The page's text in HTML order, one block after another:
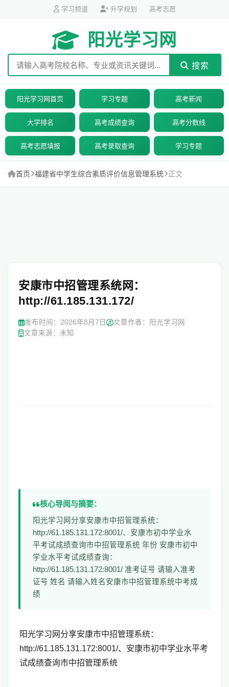
学习频道 升学规划 高考志愿
阳光学习网
搜索
阳光学习网首页 学习专题 高考新闻
大学排名 高考成绩查询 高考分数线
高考志愿填报 高考录取查询 学习专题
首页 福建省中学生综合素质评价信息管理系统 正文
安康市中招管理系统网：
http://61.185.131.172/
发布时间： 2026年8月7日
文章作者：阳光学习网
文章来源：未知
核心导阅与摘要：
阳光学习网分享安康市中招管理系统：
http://61.185.131.172:8001/、安康市初中学业水
平考试成绩查询市中招管理系统 年份 安康市初中
学业水平考试成绩查询：
http://61.185.131.172:8001/ 准考证号 请输入准考
证号 姓名 请输入姓名安康市中招管理系统中考成
绩
阳光学习网分享安康市中招管理系统：
http://61.185.131.172:8001/、安康市初中学业水平考
试成绩查询市中招管理系统